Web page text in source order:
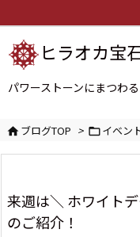
ヒラオカ宝
パワーストーンにまつわ
ブログTOP > イベン
来週は＼ ホワイト
のご紹介！